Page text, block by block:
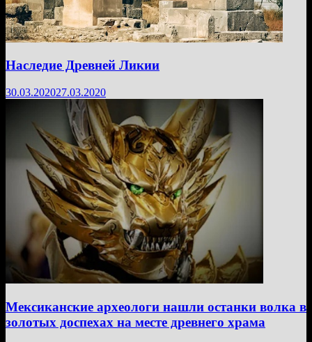
Наследие Древней Ликии
30.03.202027.03.2020
Мексиканские археологи нашли останки волка в
золотых доспехах на месте древнего храма